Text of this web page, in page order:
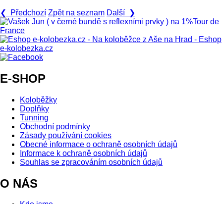
❮ Předchozí Zpět na seznam Další ❯
E-SHOP
Koloběžky
Doplňky
Tunning
Obchodní podmínky
Zásady používání cookies
Obecné informace o ochraně osobních údajů
Informace k ochraně osobních údajů
Souhlas se zpracováním osobních údajů
O NÁS